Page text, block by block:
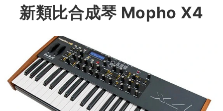
新類比合成琴 Mopho X4